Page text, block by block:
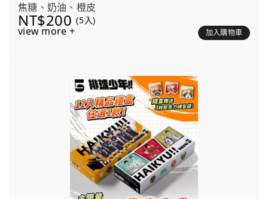
焦糖、奶油、橙皮
NT$200 (5入)
view more + 加入購物車